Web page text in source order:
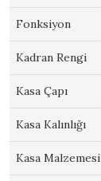
Fonksiyon
Kadran Rengi
Kasa Çapı
Kasa Kalınlığı
Kasa Malzemesi